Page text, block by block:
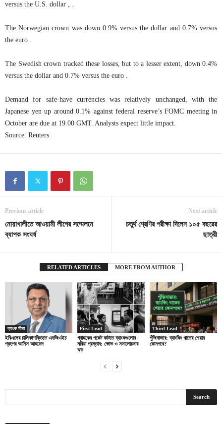
versus the U.S. dollar , .
The Norwegian crown was down 0.9% versus the dollar and 0.7% versus
the euro .
The Swedish crown tracked these losses, but to a lesser extent, down 0.4%
versus the dollar and 0.7% versus the euro .
Demand for safe-have currencies was relatively unchanged, with the
Japanese yen up around 0.1% against federal reserve’s FOMC meeting in
October are due at 19.00 GMT. Analysts expect little impact.
Source: Reuters
Previous article
নোয়াখালীতে আওয়ামী লীগের সম্মেলনে
ব্যাপক সংঘর্ষ
Next article
চতুর্থ শ্রেণির পরীক্ষা দিলেন ১০৫ বছরের
ছাত্রী
RELATED ARTICLES MORE FROM AUTHOR
ব্যাংক-বিমা
ইবিএলের চালিকাশক্তিতে এমজিএইচ
গ্রুপের আনিস আহমেদ
First Lead
গ্রাহকের পকেট কাটতে ব্যাংকগুলোর
মরিয়া প্রস্তাব: ক্ষোভ ও সমালোচনার
ঝড়
Third Lead
পুঁজিবাজার: ব্যাংকিং খাতের শেয়ার
কোনপথে?